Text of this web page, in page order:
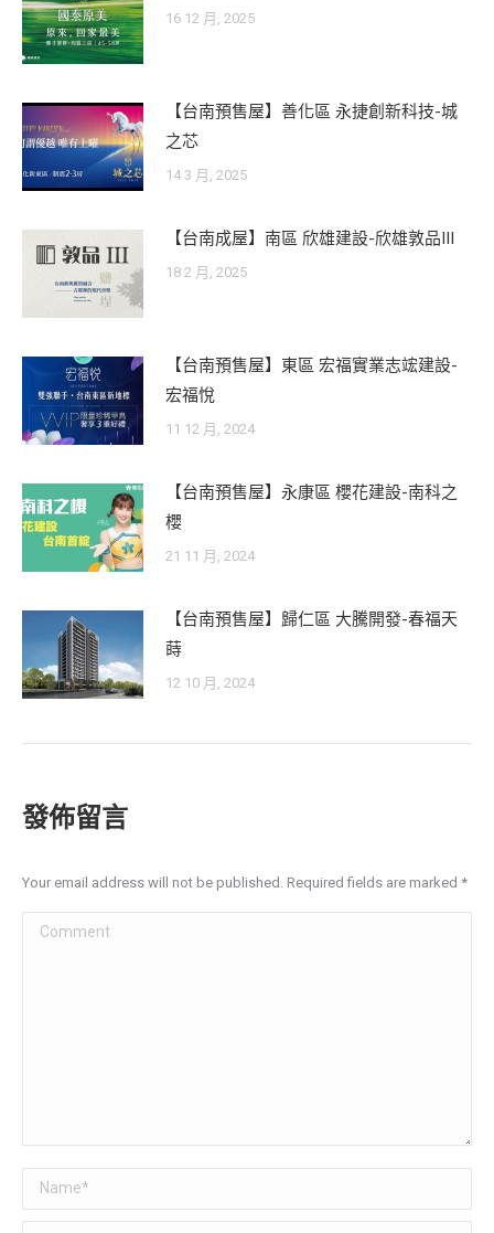
16 12 月, 2025
【台南預售屋】善化區 永捷創新科技-城
之芯
14 3 月, 2025
【台南成屋】南區 欣雄建設-欣雄敦品III
18 2 月, 2025
【台南預售屋】東區 宏福實業志竤建設-
宏福悅
11 12 月, 2024
【台南預售屋】永康區 櫻花建設-南科之
櫻
21 11 月, 2024
【台南預售屋】歸仁區 大騰開發-春福天
蒔
12 10 月, 2024
發佈留言
Your email address will not be published. Required fields are marked *
Comment
Name *